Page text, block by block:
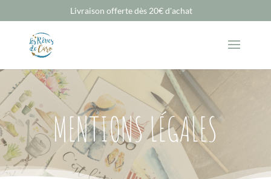
Livraison offerte dès 20€ d'achat
MENTIONS LÉGALES